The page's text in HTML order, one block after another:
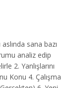
sana bazı
analiz edip
2. Yanlışlarını
Konu 4. Çalışma